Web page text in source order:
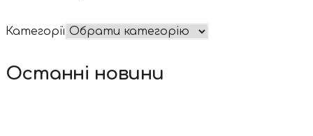
Категорії
Останні новини